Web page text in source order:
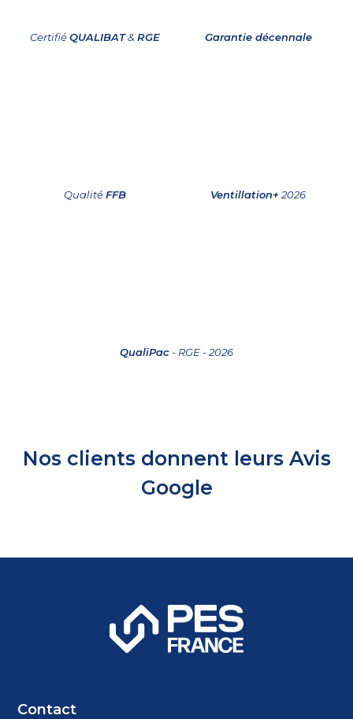
CertifiéQUALIBAT& RGE Garantie décennale
QualitéFFB Ventillation+ 2026
QualiPac- RGE - 2026
Nos clients donnent leurs Avis
Google
Contact